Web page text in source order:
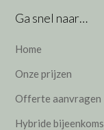
Ga snel naar…
Home
Onze prijzen
Offerte aanvragen
Hybride